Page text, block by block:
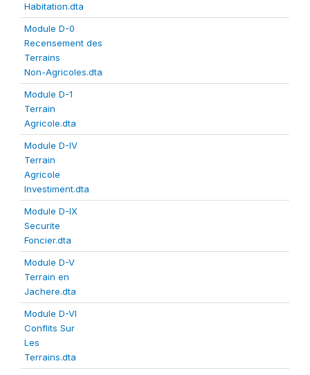
Habitation.dta
Module D-0
Recensement des
Terrains
Non-Agricoles.dta
Module D-1
Terrain
Agricole.dta
Module D-IV
Terrain
Agricole
Investiment.dta
Module D-IX
Securite
Foncier.dta
Module D-V
Terrain en
Jachere.dta
Module D-VI
Conflits Sur
Les
Terrains.dta